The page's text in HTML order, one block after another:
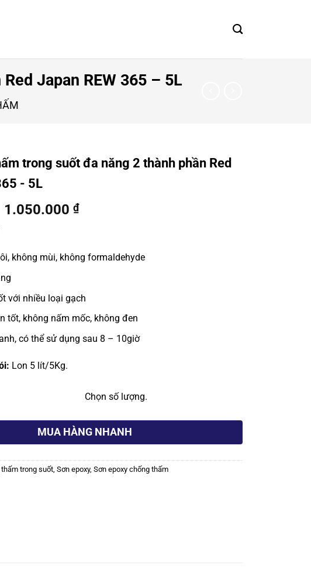
Japan REW 365 – 5L
trong suốt đa năng 2 thành phần Red
- 5L
Giá
1.200.000 ₫.
1.050.000₫Giá
là:
1.050.000 ₫.
không mùi, không formaldehyde
với nhiều loại gạch
tốt, không nấm mốc, không đen
có thể sử dụng sau 8 – 10giờ
Lon 5 lít/5Kg.
Chọn số lượng.
suốt đa năng 2 thành phần Red Japan REW 365 - 5L số lượng
MUA HÀNG NHANH
thấm trong suốt, Sơn epoxy, Sơn epoxy chống thấm